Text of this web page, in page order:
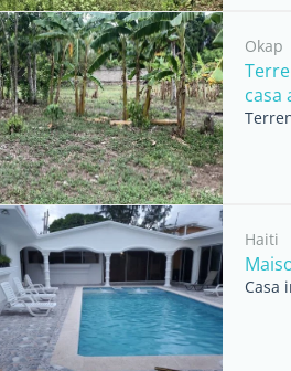
Okap
casa
Haiti
Casa